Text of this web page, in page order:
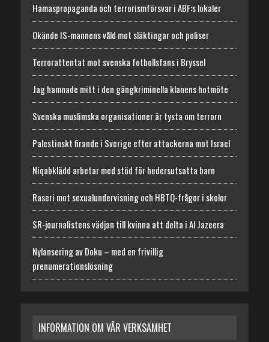
Hamaspropaganda och terrorismförsvar i ABF:s lokaler
Okände IS-mannens våld mot släktingar och poliser
Terrorattentat mot svenska fotbollsfans i Bryssel
Jag hamnade mitt i den gängkriminella klanens hotmöte
Svenska muslimska organisationer är tysta om terrorn
Palestinskt firande i Sverige efter attackerna mot Israel
Niqabklädd arbetar med stöd för hedersutsatta barn
Raseri mot sexualundervisning och HBTQ-frågor i skolor
SR-journalistens vädjan till kvinna att delta i Al Jazeera
Nylansering av Doku – med en frivillig
prenumerationslösning
INFORMATION OM VÅR VERKSAMHET